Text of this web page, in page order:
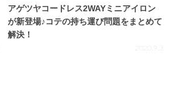
アゲツヤコードレス2WAYミニアイロン
が新登場♪コテの持ち運び問題をまとめて
解決！
2020.9.3